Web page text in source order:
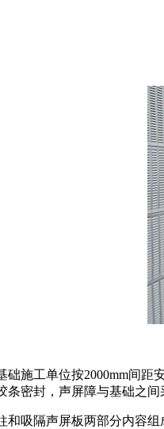
施工单位按2000mm间距
密封，声屏障与基础之
和吸隔声屏板两部分内容